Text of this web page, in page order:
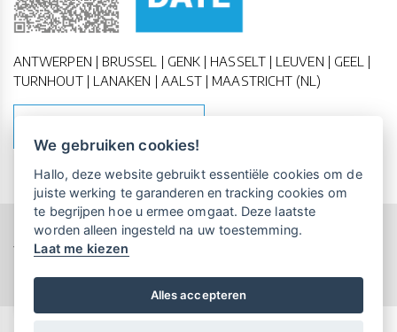
ANTWERPEN | BRUSSEL | GENK | HASSELT | LEUVEN | GEEL |
TURNHOUT | LANAKEN | AALST | MAASTRICHT (NL)
Copyright All Rights Reserved © 2011-2026 UP-TO-DATE
WebDesign
Privacy & Cookies
Locations Algemene Voorwaarden
We gebruiken cookies!
Hallo, deze website gebruikt essentiële cookies om de
juiste werking te garanderen en tracking cookies om
te begrijpen hoe u ermee omgaat. Deze laatste
worden alleen ingesteld na uw toestemming.
Laat me kiezen
Alles accepteren
Vrijblijvende kennismaking?Boek
een persoonlijke demo.
Maandelijks gratis opleidingen